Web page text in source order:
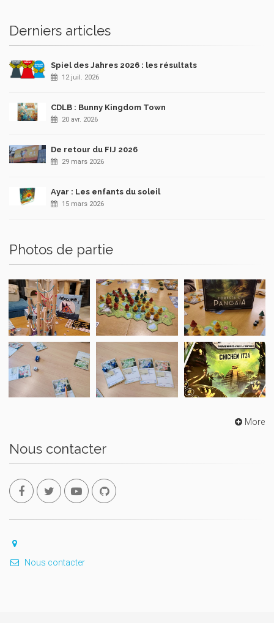
Derniers articles
Spiel des Jahres 2026 : les résultats
12 juil. 2026
CDLB : Bunny Kingdom Town
20 avr. 2026
De retour du FIJ 2026
29 mars 2026
Ayar : Les enfants du soleil
15 mars 2026
Photos de partie
More
Nous contacter
Nous contacter